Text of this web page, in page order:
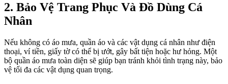
2. Bảo Vệ Trang Phục Và Đồ Dùng Cá
Nhân
Nếu không có áo mưa, quần áo và các vật dụng cá nhân như điện
thoại, ví tiền, giấy tờ có thể bị ướt, gây bất tiện hoặc hư hỏng. Một
bộ quần áo mưa toàn diện sẽ giúp bạn tránh khỏi tình trạng này, bảo
vệ tối đa các vật dụng quan trọng.